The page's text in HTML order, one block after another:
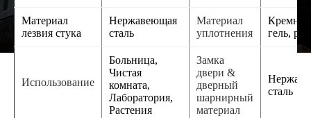
Материал
лезвия стука
Нержавеющая
сталь
Материал
уплотнения
гель,
Использование
Больница,
Чистая
комната,
Лаборатория,
Растения
Замка
двери &
дверный
шарнирный
материал
сталь